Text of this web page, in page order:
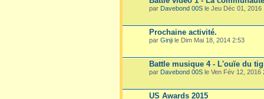
par Davebond 00S le Jeu Déc 01, 2016
Prochaine activité.
par Ginji le Dim Mai 18, 2014 2:53
Battle musique 4 - L'ouïe du
par Davebond 00S le Ven Fév 12, 2016
US Awards 2015